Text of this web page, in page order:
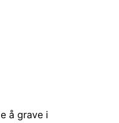
å grave i